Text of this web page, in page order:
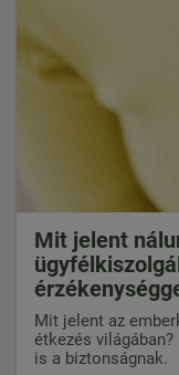
Mit jelent
Mit jelent az
étkezés
is a biztonságnak.